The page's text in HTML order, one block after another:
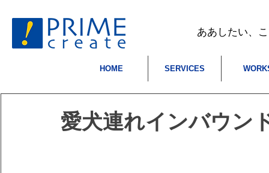
ああしたい、
HOME SERVICES
愛犬連れインバウン